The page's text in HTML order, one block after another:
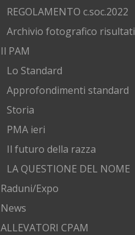
REGOLAMENTO c.soc.2022
Archivio fotografico risultati
Il PAM
Lo Standard
Approfondimenti standard
Storia
PMA ieri
Il futuro della razza
LA QUESTIONE DEL NOME
Raduni/Expo
News
ALLEVATORI CPAM